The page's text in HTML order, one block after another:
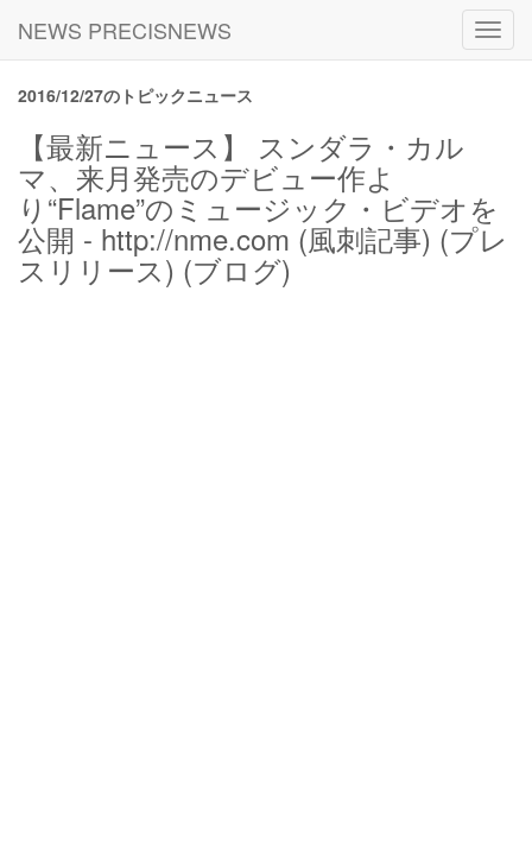
NEWS PRECISNEWS
2016/12/27のトピックニュース
【最新ニュース】 スンダラ・カル
マ、来月発売のデビュー作よ
り“Flame”のミュージック・ビデオを
公開 - http://nme.com (風刺記事) (プレ
スリリース) (ブログ)